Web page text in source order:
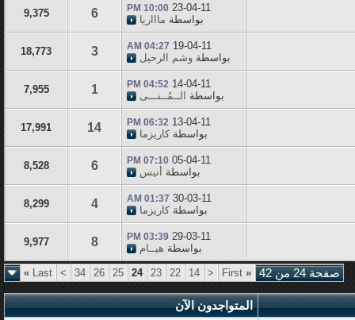
23-04-11
10:00 PM
بواسطة ماااريا 6
9,375
19-04-11
04:27 AM
بواسطة وشم الرحيل 3
18,773
14-04-11
04:52 PM
بواسطة الــمُــنـــى 1
7,955
13-04-11
06:32 PM
بواسطة كاريزما 14
17,991
05-04-11
07:10 PM
بواسطة أنيس 6
8,528
30-03-11
01:37 AM
بواسطة كاريزما 4
8,299
29-03-11
03:39 PM
بواسطة هيــام 8
9,977
صفحة 24 من 42 «
<
14
22
23
24
25
26
34
>
Last
»
المتواجدون الآن